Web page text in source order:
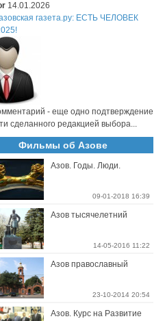
14.01.2026
газета.ру: ЕСТЬ ЧЕЛОВЕК
- еще одно подтверждение
сделанного редакцией выбора...
Фильмы об Азове
Азов. Годы. Люди.
09-01-2018 16:39
Азов тысячелетний
14-05-2016 11:22
Азов православный
23-10-2014 20:54
Азов. Курс на Развитие